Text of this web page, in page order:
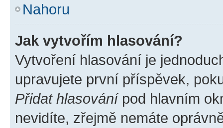
Nahoru
Jak vytvořím hlasování?
Vytvoření hlasování je
upravujete první příspěvek,
Přidat hlasovánípod hlavním
nevidíte, zřejmě nemáte